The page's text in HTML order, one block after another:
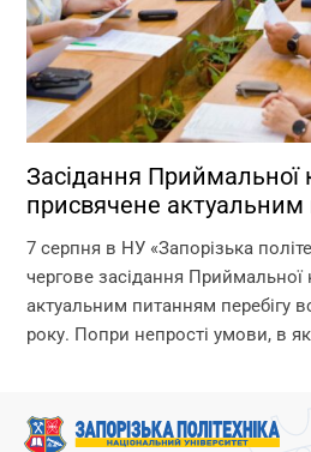
Засідання Приймальної
присвячене
перебігу вступної
7 серпня в НУ «Запорізька
чергове засідання Приймальної
актуальним питанням перебігу
року. Попри непрості умови, в